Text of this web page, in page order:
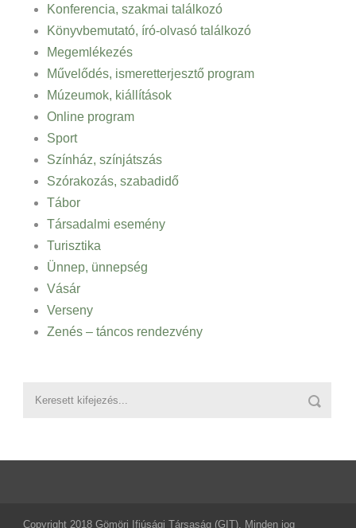
Konferencia, szakmai találkozó
Könyvbemutató, író-olvasó találkozó
Megemlékezés
Művelődés, ismeretterjesztő program
Múzeumok, kiállítások
Online program
Sport
Színház, színjátszás
Szórakozás, szabadidő
Tábor
Társadalmi esemény
Turisztika
Ünnep, ünnepség
Vásár
Verseny
Zenés – táncos rendezvény
Copyright 2018 Gömöri Ifjúsági Társaság (GIT), Minden jog